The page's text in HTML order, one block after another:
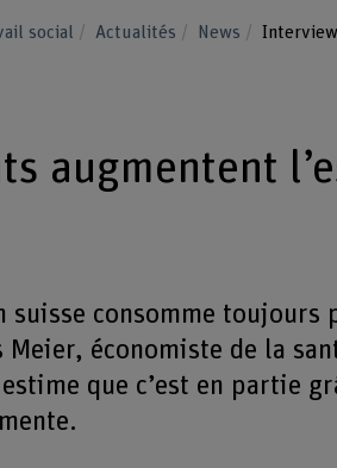
social Actualités News
augmentent
suisse consomme toujours
économiste de la
que c’est en partie